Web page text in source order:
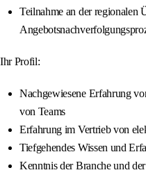
Teilnahme an der regionalen
Ihr Profil:
Nachgewiesene Erfahrung
von Teams
Erfahrung im Vertrieb von
Tiefgehendes Wissen und
Kenntnis der Branche und